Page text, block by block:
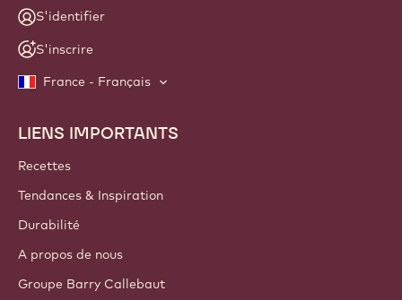
S'identifier
S'inscrire
France - Français
Footer
Callebaut
LIENS IMPORTANTS
Recettes
Tendances & Inspiration
Durabilité
A propos de nous
Groupe Barry Callebaut